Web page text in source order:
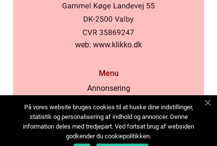
web: www.klikko.dk
Menu
Annonsering
Cookies
Kontakta oss
Sitemap
På vores website bruges cookies til at huske dine indstillinger,
statistik og personalisering af indhold og annoncer. Denne
information deles med tredjepart. Ved fortsat brug af websiden
godkender du cookiepolitikken.